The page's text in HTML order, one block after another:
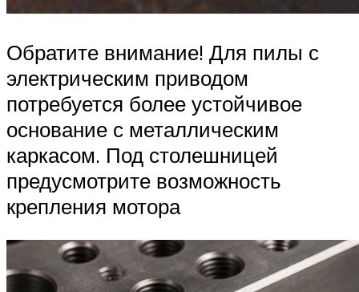
Обратите внимание! Для пилы с
электрическим приводом
потребуется более устойчивое
основание с металлическим
каркасом. Под столешницей
предусмотрите возможность
крепления мотора